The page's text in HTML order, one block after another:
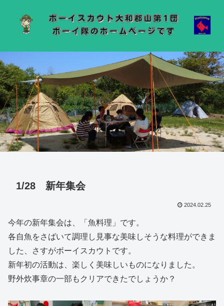
1/28 新年集会
2024.02.25
今年の新年集会は、「魚料理」です。
各自魚をさばいて調理し見事な美味しそうな料理ができま
した、さすがボーイスカウトです。
新年初の活動は、楽しく美味しいものになりました。
野外炊事章の一部もクリアできたでしょうか？